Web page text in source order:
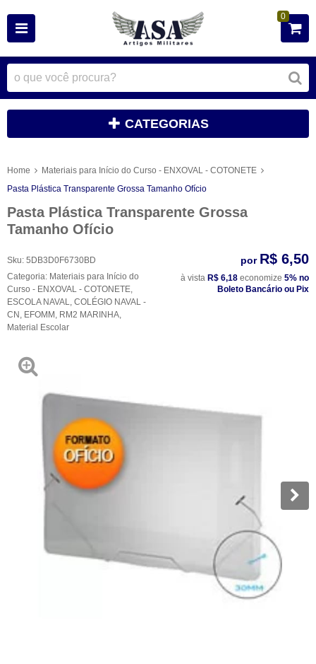
0
CATEGORIAS
Home
Materiais para Início do Curso - ENXOVAL - COTONETE
Pasta Plástica Transparente Grossa Tamanho Ofício
Pasta Plástica Transparente Grossa
Tamanho Ofício
Sku: 5DB3D0F6730BD
Categoria: Materiais para Início do
Curso - ENXOVAL - COTONETE
ESCOLA NAVAL
COLÉGIO NAVAL -
CN EFOMM RM2 MARINHA
Material Escolar
por R$ 6,50
à vista R$ 6,18 economize 5% no
Boleto Bancário ou Pix